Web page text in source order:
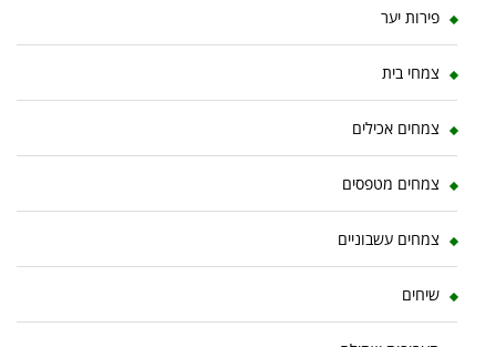
פירות יער
צמחי בית
צמחים אכילים
צמחים מטפסים
צמחים עשבוניים
שיחים